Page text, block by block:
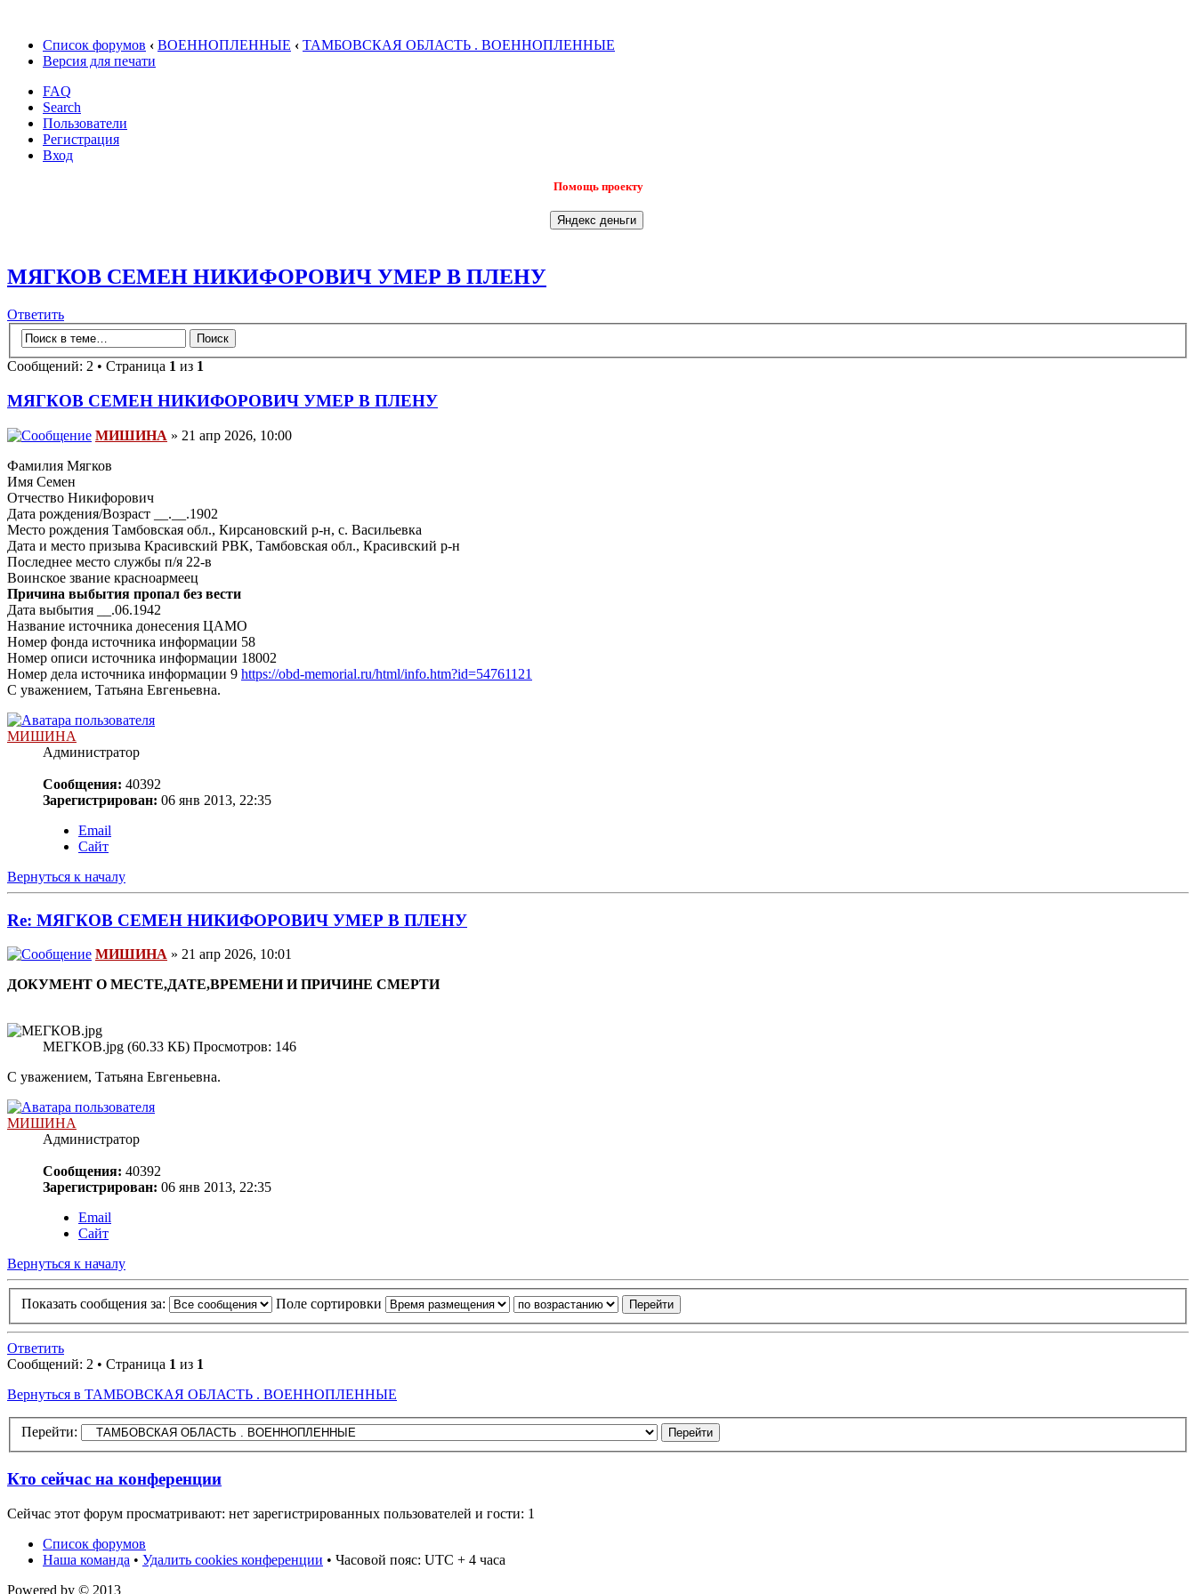
Список форумов ‹ ВОЕННОПЛЕННЫЕ ‹ ТАМБОВСКАЯ ОБЛАСТЬ . ВОЕННОПЛЕННЫЕ
Версия для печати
FAQ
Search
Пользователи
Регистрация
Вход
Помощь проекту
МЯГКОВ СЕМЕН НИКИФОРОВИЧ УМЕР В ПЛЕНУ
Ответить
Сообщений: 2 • Страница 1 из 1
МЯГКОВ СЕМЕН НИКИФОРОВИЧ УМЕР В ПЛЕНУ
МИШИНА » 21 апр 2026, 10:00
Фамилия Мягков
Имя Семен
Отчество Никифорович
Дата рождения/Возраст __.__.1902
Место рождения Тамбовская обл., Кирсановский р-н, с. Васильевка
Дата и место призыва Красивский РВК, Тамбовская обл., Красивский р-н
Последнее место службы п/я 22-в
Воинское звание красноармеец
Причина выбытия пропал без вести
Дата выбытия __.06.1942
Название источника донесения ЦАМО
Номер фонда источника информации 58
Номер описи источника информации 18002
Номер дела источника информации 9 https://obd-memorial.ru/html/info.htm?id=54761121
С уважением, Татьяна Евгеньевна.
МИШИНА
Администратор
Сообщения: 40392
Зарегистрирован: 06 янв 2013, 22:35
Email
Сайт
Вернуться к началу
Re: МЯГКОВ СЕМЕН НИКИФОРОВИЧ УМЕР В ПЛЕНУ
МИШИНА » 21 апр 2026, 10:01
ДОКУМЕНТ О МЕСТЕ,ДАТЕ,ВРЕМЕНИ И ПРИЧИНЕ СМЕРТИ
МЕГКОВ.jpg (60.33 КБ) Просмотров: 146
С уважением, Татьяна Евгеньевна.
МИШИНА
Администратор
Сообщения: 40392
Зарегистрирован: 06 янв 2013, 22:35
Email
Сайт
Вернуться к началу
Показать сообщения за: Поле сортировки
Ответить
Сообщений: 2 • Страница 1 из 1
Вернуться в ТАМБОВСКАЯ ОБЛАСТЬ . ВОЕННОПЛЕННЫЕ
Перейти:
Кто сейчас на конференции
Сейчас этот форум просматривают: нет зарегистрированных пользователей и гости: 1
Список форумов
Наша команда • Удалить cookies конференции • Часовой пояс: UTC + 4 часа
Powered by © 2013